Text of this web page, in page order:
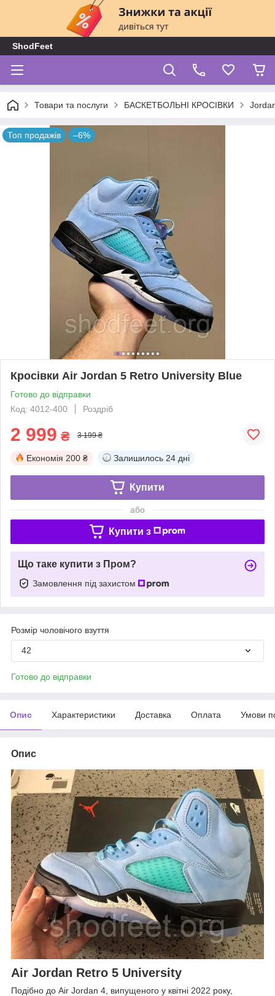
ShodFeet
Товари та послуги БАСКЕТБОЛЬНІ КРОСІВКИ
Топ продажів –6%
Кросівки Air Jordan 5 Retro University Blue
Готово до відправки
Код: 4012-400
Роздріб
2 999 ₴ 3 199 ₴
Економія 200 ₴ Залишилось 24 дні
Купити
або
Купити з
Що таке купити з Пром?
Замовлення під захистом
Розмір чоловічого взуття
42
Готово до відправки
Опис Характеристики Доставка Оплата Умови
Опис
Air Jordan Retro 5 University
Подібно до Air Jordan 4, випущеного у квітні 2022 року,